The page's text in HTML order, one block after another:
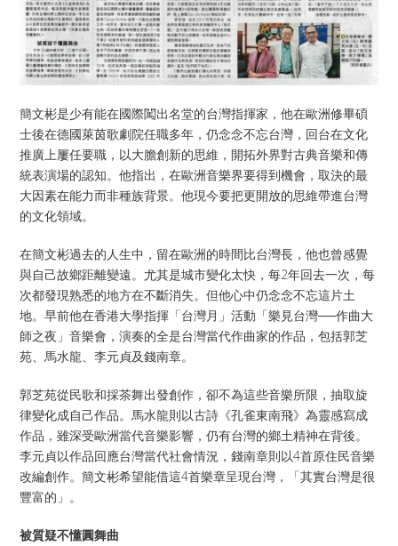
簡文彬是少有能在國際闖出名堂的台灣指揮家，他在歐洲修畢碩
士後在德國萊茵歌劇院任職多年，仍念念不忘台灣，回台在文化
推廣上屢任要職，以大膽創新的思維，開拓外界對古典音樂和傳
統表演場的認知。他指出，在歐洲音樂界要得到機會，取決的最
大因素在能力而非種族背景。他現今要把更開放的思維帶進台灣
的文化領域。
在簡文彬過去的人生中，留在歐洲的時間比台灣長，他也曾感覺
與自己故鄉距離變遠。尤其是城市變化太快，每2年回去一次，每
次都發現熟悉的地方在不斷消失。但他心中仍念念不忘這片土
地。早前他在香港大學指揮「台灣月」活動「樂見台灣──作曲大
師之夜」音樂會，演奏的全是台灣當代作曲家的作品，包括郭芝
苑、馬水龍、李元貞及錢南章。
郭芝苑從民歌和採茶舞出發創作，卻不為這些音樂所限，抽取旋
律變化成自己作品。馬水龍則以古詩《孔雀東南飛》為靈感寫成
作品，雖深受歐洲當代音樂影響，仍有台灣的鄉土精神在背後。
李元貞以作品回應台灣當代社會情況，錢南章則以4首原住民音樂
改編創作。簡文彬希望能借這4首樂章呈現台灣，「其實台灣是很
豐富的」。
被質疑不懂圓舞曲